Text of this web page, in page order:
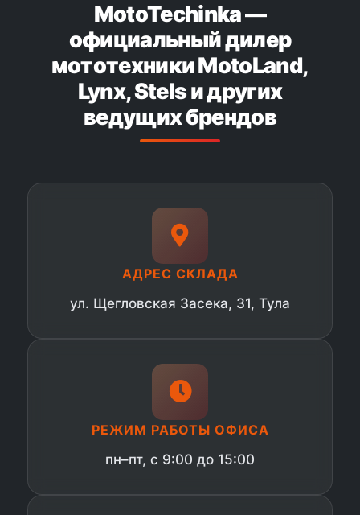
MotoTechinka —
официальный дилер
мототехники MotoLand,
Lynx, Stels и других
ведущих брендов
АДРЕС СКЛАДА
ул. Щегловская Засека, 31, Тула
РЕЖИМ РАБОТЫ ОФИСА
пн–пт, с 9:00 до 15:00